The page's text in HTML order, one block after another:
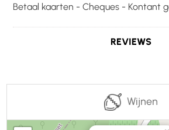
Betaal kaarten - Cheques - Kontant
REVIEWS
Wijnen